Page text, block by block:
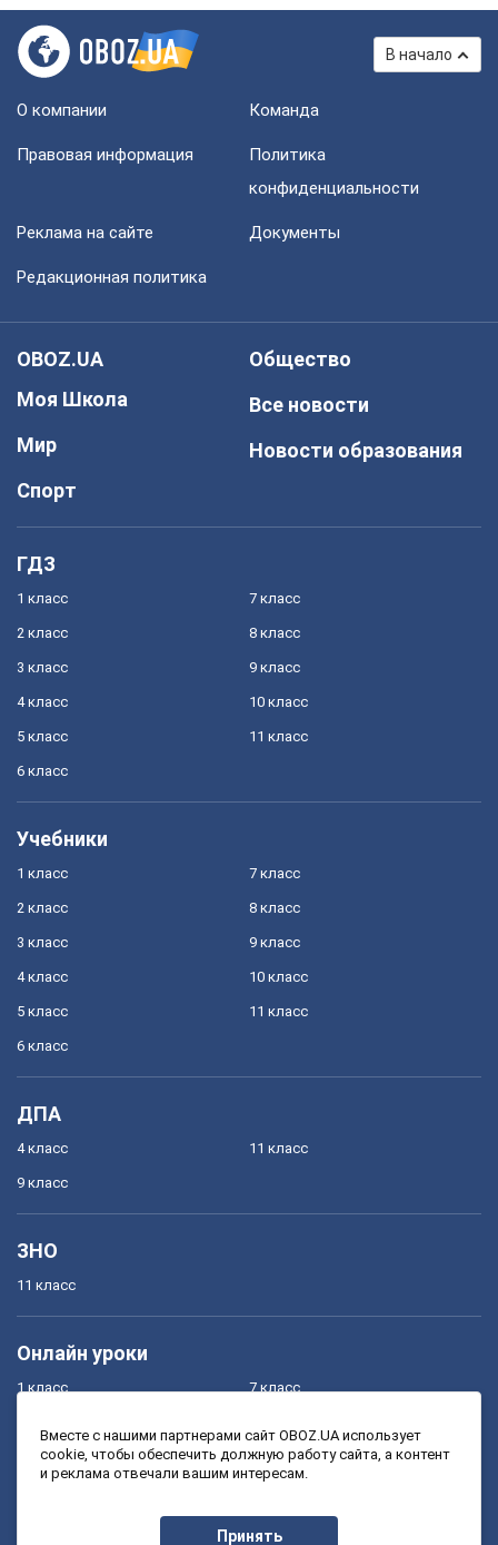
В начало
О компании Команда
Правовая информация
Политика
конфиденциальности
Реклама на сайте Документы
Редакционная политика
OBOZ.UA
Моя Школа
Мир
Спорт
Общество
Все новости
Новости образования
ГДЗ
1 класс
2 класс
3 класс
4 класс
5 класс
6 класс
7 класс
8 класс
9 класс
10 класс
11 класс
Учебники
1 класс
2 класс
3 класс
4 класс
5 класс
6 класс
7 класс
8 класс
9 класс
10 класс
11 класс
ДПА
4 класс
9 класс
11 класс
ЗНО
11 класс
Онлайн уроки
1 класс
3 класс
7 класс
9 класс
Вместе с нашими партнерами сайт OBOZ.UA использует
cookie, чтобы обеспечить должную работу сайта, а контент
и реклама отвечали вашим интересам.
Принять